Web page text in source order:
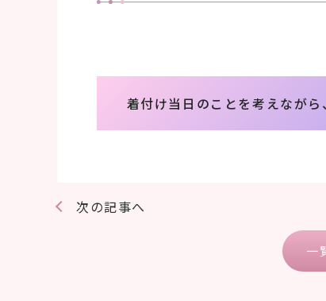
着付け当日のことを考えながら
次の記事へ
一